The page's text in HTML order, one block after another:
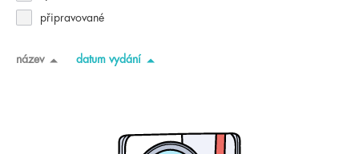
připravované
název datum vydání